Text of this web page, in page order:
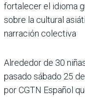
fortalecer el idioma
sobre la cultural
narración colectiva
Alrededor de 30
pasado sábado 25
por CGTN Español